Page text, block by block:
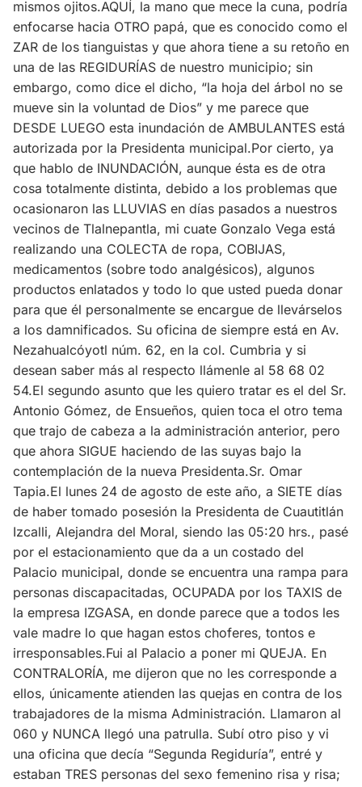
mismos ojitos.AQUÍ, la mano que mece la cuna, podría
enfocarse hacia OTRO papá, que es conocido como el
ZAR de los tianguistas y que ahora tiene a su retoño en
una de las REGIDURÍAS de nuestro municipio; sin
embargo, como dice el dicho, “la hoja del árbol no se
mueve sin la voluntad de Dios” y me parece que
DESDE LUEGO esta inundación de AMBULANTES está
autorizada por la Presidenta municipal.Por cierto, ya
que hablo de INUNDACIÓN, aunque ésta es de otra
cosa totalmente distinta, debido a los problemas que
ocasionaron las LLUVIAS en días pasados a nuestros
vecinos de Tlalnepantla, mi cuate Gonzalo Vega está
realizando una COLECTA de ropa, COBIJAS,
medicamentos (sobre todo analgésicos), algunos
productos enlatados y todo lo que usted pueda donar
para que él personalmente se encargue de llevárselos
a los damnificados. Su oficina de siempre está en Av.
Nezahualcóyotl núm. 62, en la col. Cumbria y si
desean saber más al respecto llámenle al 58 68 02
54.El segundo asunto que les quiero tratar es el del Sr.
Antonio Gómez, de Ensueños, quien toca el otro tema
que trajo de cabeza a la administración anterior, pero
que ahora SIGUE haciendo de las suyas bajo la
contemplación de la nueva Presidenta.Sr. Omar
Tapia.El lunes 24 de agosto de este año, a SIETE días
de haber tomado posesión la Presidenta de Cuautitlán
Izcalli, Alejandra del Moral, siendo las 05:20 hrs., pasé
por el estacionamiento que da a un costado del
Palacio municipal, donde se encuentra una rampa para
personas discapacitadas, OCUPADA por los TAXIS de
la empresa IZGASA, en donde parece que a todos les
vale madre lo que hagan estos choferes, tontos e
irresponsables.Fui al Palacio a poner mi QUEJA. En
CONTRALORÍA, me dijeron que no les corresponde a
ellos, únicamente atienden las quejas en contra de los
trabajadores de la misma Administración. Llamaron al
060 y NUNCA llegó una patrulla. Subí otro piso y vi
una oficina que decía “Segunda Regiduría”, entré y
estaban TRES personas del sexo femenino risa y risa;